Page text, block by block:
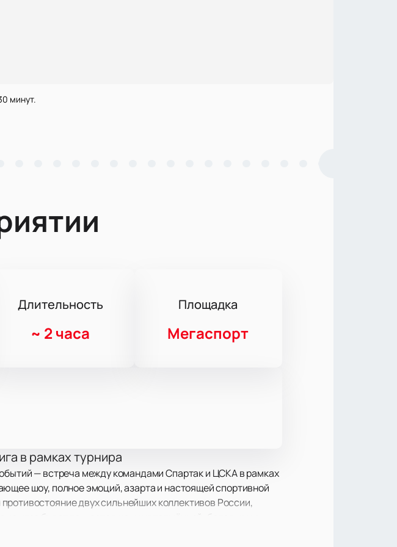
минут.
Длительность
~ 2 часа
Площадка
Мегаспорт
в рамках турнира
— встреча между командами Спартак и ЦСКА в рамках
шоу, полное эмоций, азарта и настоящей спортивной
двух сильнейших коллективов России,